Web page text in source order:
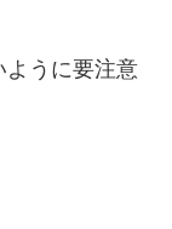
ように要注意